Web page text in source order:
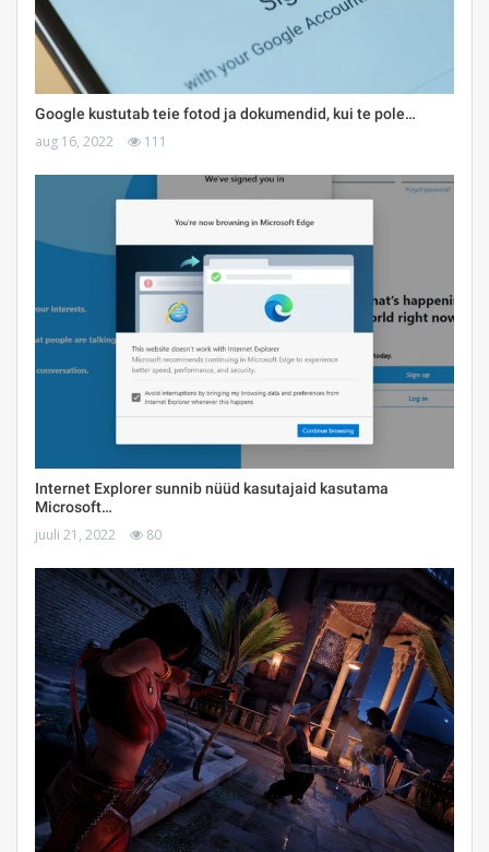
Google kustutab teie fotod ja dokumendid, kui te pole…
aug 16, 2022 111
Internet Explorer sunnib nüüd kasutajaid kasutama
Microsoft…
juuli 21, 2022 80